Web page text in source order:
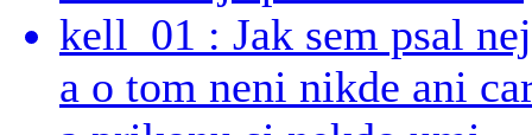
kell_01 : Jak sem psal
a o tom neni nikde ani